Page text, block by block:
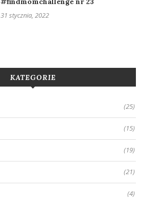
31 stycznia, 2022
KATEGORIE
(25)
(15)
(19)
(21)
(4)